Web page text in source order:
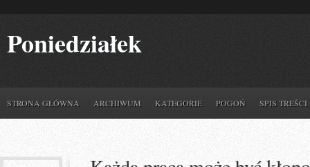
Poniedziałek
STRONA GŁÓWNA ARCHIWUM KATEGORIE POGOŃ SPIS TREŚCI